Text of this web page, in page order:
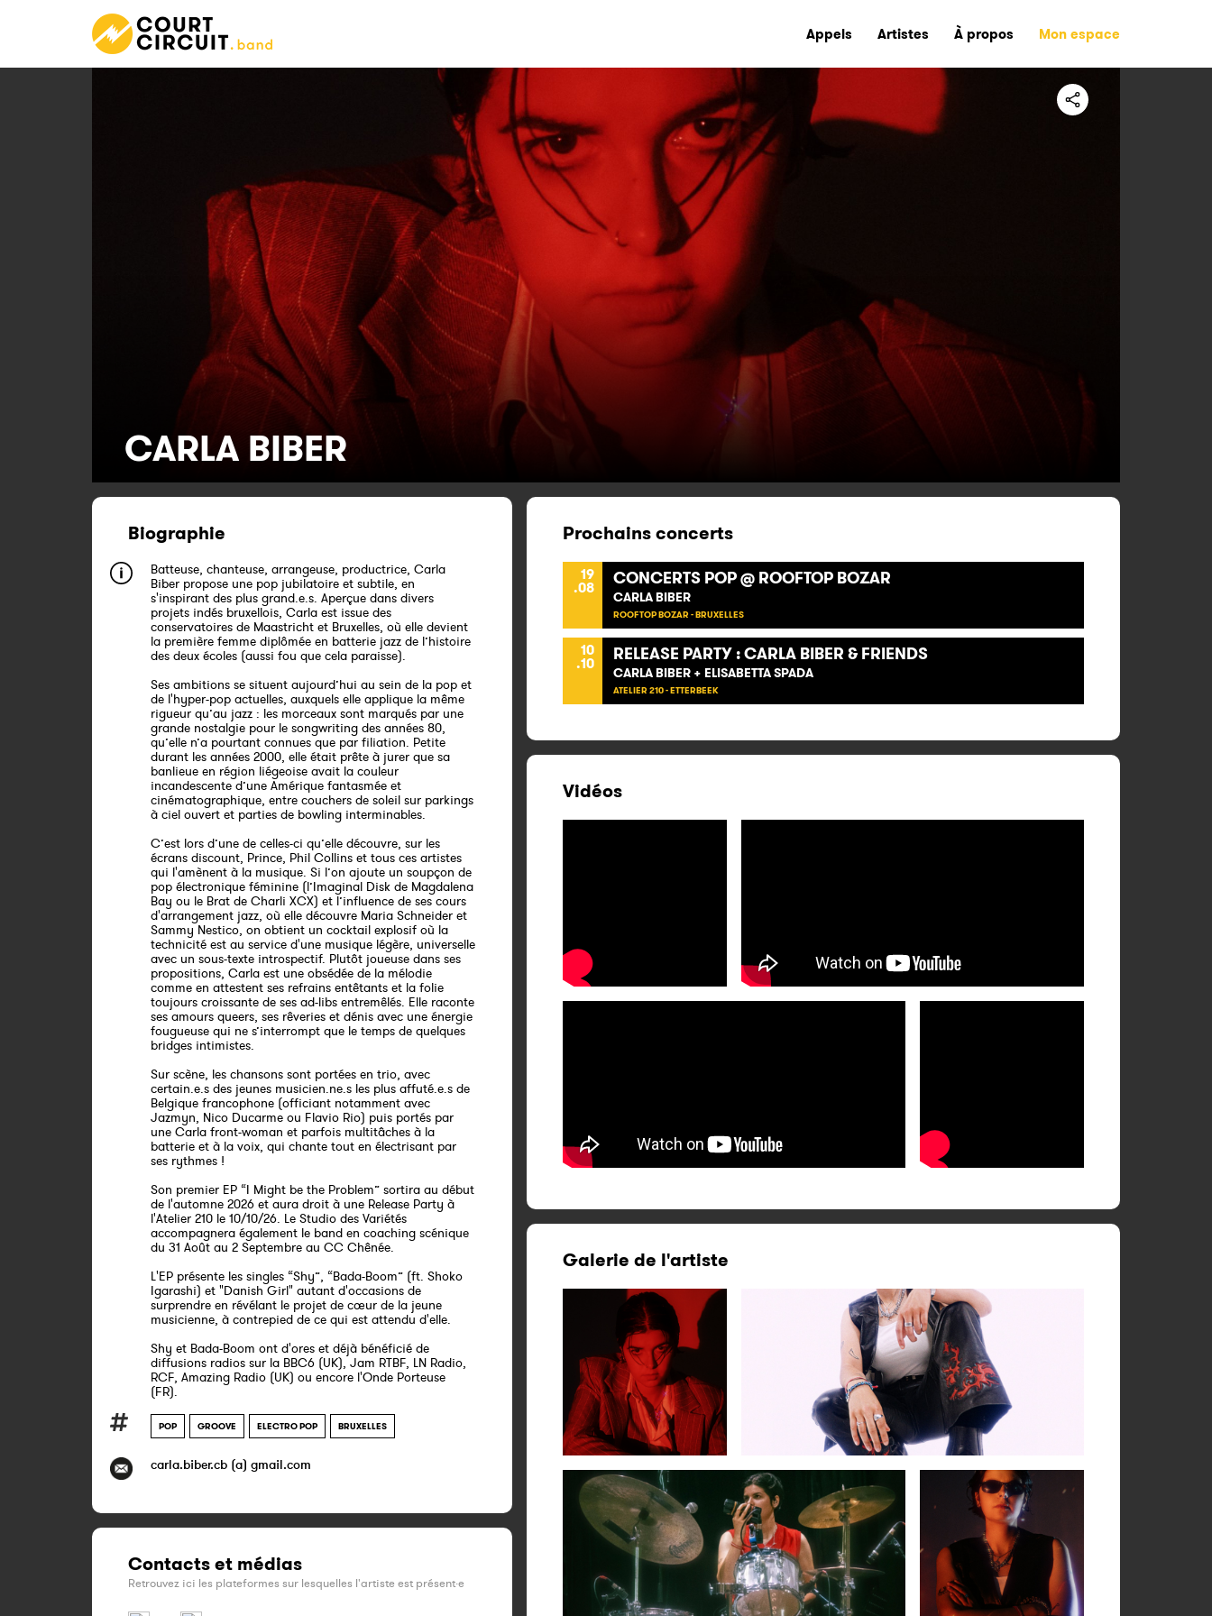
Appels Artistes À propos Mon espace
CARLA BIBER
Biographie
Batteuse, chanteuse, arrangeuse, productrice, Carla
Biber propose une pop jubilatoire et subtile, en
s'inspirant des plus grand.e.s. Aperçue dans divers
projets indés bruxellois, Carla est issue des
conservatoires de Maastricht et Bruxelles, où elle devient
la première femme diplômée en batterie jazz de l’histoire
des deux écoles (aussi fou que cela paraisse).
Ses ambitions se situent aujourd’hui au sein de la pop et
de l'hyper-pop actuelles, auxquels elle applique la même
rigueur qu’au jazz : les morceaux sont marqués par une
grande nostalgie pour le songwriting des années 80,
qu’elle n’a pourtant connues que par filiation. Petite
durant les années 2000, elle était prête à jurer que sa
banlieue en région liégeoise avait la couleur
incandescente d’une Amérique fantasmée et
cinématographique, entre couchers de soleil sur parkings
à ciel ouvert et parties de bowling interminables.
C’est lors d’une de celles-ci qu’elle découvre, sur les
écrans discount, Prince, Phil Collins et tous ces artistes
qui l'amènent à la musique. Si l’on ajoute un soupçon de
pop électronique féminine (l’Imaginal Disk de Magdalena
Bay ou le Brat de Charli XCX) et l’influence de ses cours
d'arrangement jazz, où elle découvre Maria Schneider et
Sammy Nestico, on obtient un cocktail explosif où la
technicité est au service d'une musique légère, universelle
avec un sous-texte introspectif. Plutôt joueuse dans ses
propositions, Carla est une obsédée de la mélodie
comme en attestent ses refrains entêtants et la folie
toujours croissante de ses ad-libs entremêlés. Elle raconte
ses amours queers, ses rêveries et dénis avec une énergie
fougueuse qui ne s’interrompt que le temps de quelques
bridges intimistes.
Sur scène, les chansons sont portées en trio, avec
certain.e.s des jeunes musicien.ne.s les plus affuté.e.s de
Belgique francophone (officiant notamment avec
Jazmyn, Nico Ducarme ou Flavio Rio) puis portés par
une Carla front-woman et parfois multitâches à la
batterie et à la voix, qui chante tout en électrisant par
ses rythmes !
Son premier EP “I Might be the Problem” sortira au début
de l'automne 2026 et aura droit à une Release Party à
l'Atelier 210 le 10/10/26. Le Studio des Variétés
accompagnera également le band en coaching scénique
du 31 Août au 2 Septembre au CC Chênée.
L'EP présente les singles “Shy”, “Bada-Boom” (ft. Shoko
Igarashi) et "Danish Girl" autant d'occasions de
surprendre en révélant le projet de cœur de la jeune
musicienne, à contrepied de ce qui est attendu d'elle.
Shy et Bada-Boom ont d'ores et déjà bénéficié de
diffusions radios sur la BBC6 (UK), Jam RTBF, LN Radio,
RCF, Amazing Radio (UK) ou encore l'Onde Porteuse
(FR).
POP GROOVE ELECTRO POP BRUXELLES
carla.biber.cb (a) gmail.com
Contacts et médias
Retrouvez ici les plateformes sur lesquelles l'artiste est présent·e
Prochains concerts
19
.08 CONCERTS POP @ ROOFTOP BOZAR
CARLA BIBER
ROOFTOP BOZAR - BRUXELLES
10
.10 RELEASE PARTY : CARLA BIBER & FRIENDS
CARLA BIBER + ELISABETTA SPADA
ATELIER 210 - ETTERBEEK
Vidéos
Galerie de l'artiste